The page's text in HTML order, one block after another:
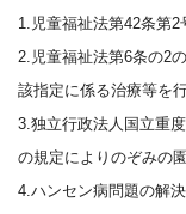
1.児童福祉法第42条第
2.児童福祉法第6条の2
該指定に係る治療等を
3.独立行政法人国立重
の規定によりのぞみの
4.ハンセン病問題の解